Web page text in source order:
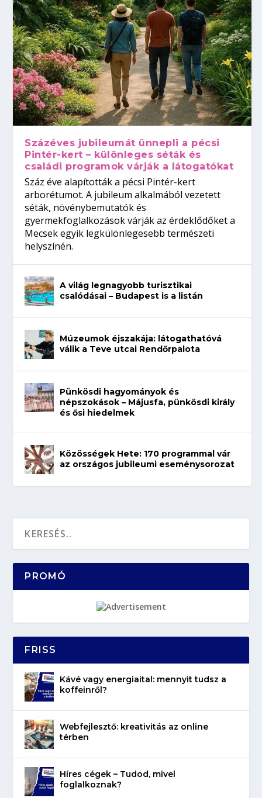
Százéves jubileumát ünnepli a pécsi
Pintér-kert – különleges séták és
családi programok várják a látogatókat
Száz éve alapították a pécsi Pintér-kert
arborétumot. A jubileum alkalmából vezetett
séták, növénybemutatók és
gyermekfoglalkozások várják az érdeklődőket a
Mecsek egyik legkülönlegesebb természeti
helyszínén.
A világ legnagyobb turisztikai
csalódásai – Budapest is a listán
Múzeumok éjszakája: látogathatóvá
válik a Teve utcai Rendőrpalota
Pünkösdi hagyományok és
népszokások – Májusfa, pünkösdi király
és ősi hiedelmek
Közösségek Hete: 170 programmal vár
az országos jubileumi eseménysorozat
PROMÓ
FRISS
Kávé vagy energiaital: mennyit tudsz a
koffeinről?
Webfejlesztő: kreativitás az online
térben
Híres cégek – Tudod, mivel
foglalkoznak?